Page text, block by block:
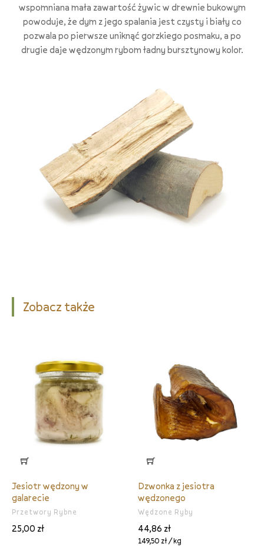
wspomniana mała zawartość żywic w drewnie bukowym
powoduje, że dym z jego spalania jest czysty i biały co
pozwala po pierwsze uniknąć gorzkiego posmaku, a po
drugie daje wędzonym rybom ładny bursztynowy kolor.
Zobacz także
Jesiotr wędzony w
galarecie
Przetwory Rybne
25,00 zł
Dzwonka z jesiotra
wędzonego
Wędzone Ryby
44,86 zł
149,50 zł / kg